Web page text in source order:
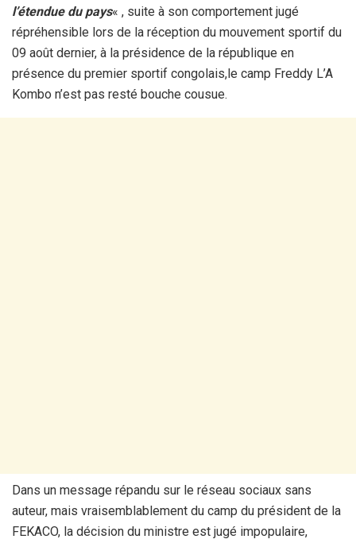
l’étendue du pays« , suite à son comportement jugé
répréhensible lors de la réception du mouvement sportif du
09 août dernier, à la présidence de la république en
présence du premier sportif congolais,le camp Freddy L’A
Kombo n’est pas resté bouche cousue.
Dans un message répandu sur le réseau sociaux sans
auteur, mais vraisemblablement du camp du président de la
FEKACO, la décision du ministre est jugé impopulaire,